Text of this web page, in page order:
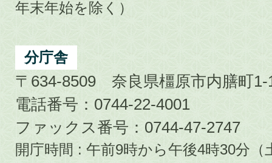
年末年始を除く）
分庁舎
〒634-8509 奈良県橿原市内膳町1-
電話番号：0744-22-4001
ファックス番号：0744-47-2747
開庁時間 : 午前9時から午後4時30分